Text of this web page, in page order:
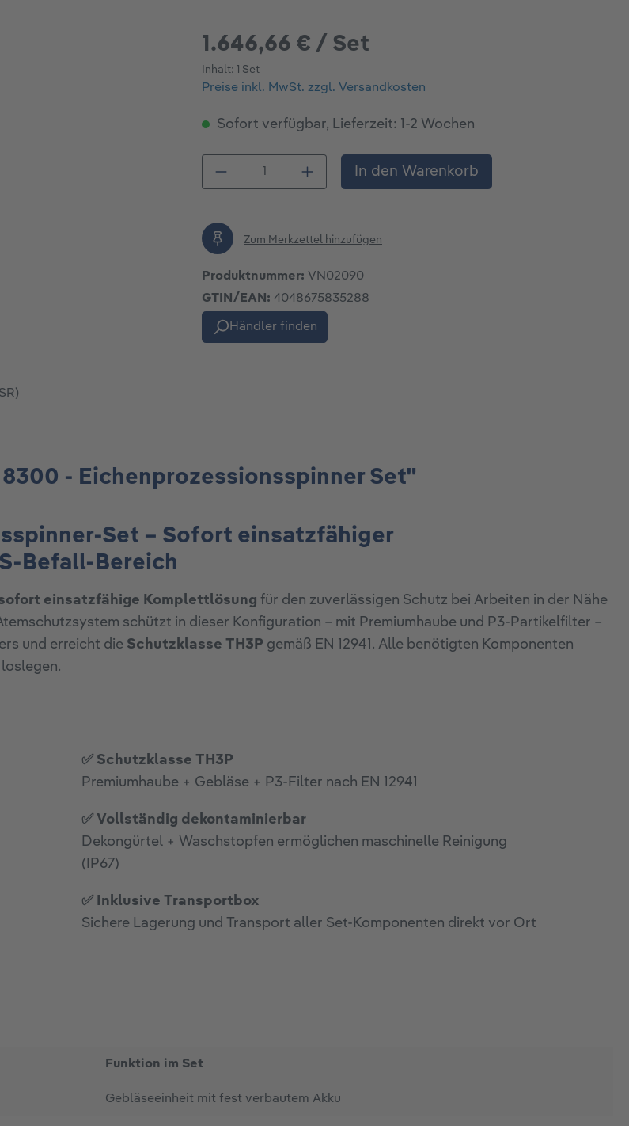
1.646,66 € / Set
Inhalt: 1 Set
Preise inkl. MwSt. zzgl. Versandkosten
Sofort verfügbar, Lieferzeit: 1-2 Wochen
Produkt Anzahl: Gib den gewünschten Wert
In den Warenkorb
Zum Merkzettel hinzufügen
Produktnummer: VN02090
GTIN/EAN: 4048675835288
Händler finden
- Eichenprozessionsspinner Set"
Set – Sofort einsatzfähiger
Befall-Bereich
einsatzfähige Komplettlösung für den zuverlässigen Schutz bei Arbeiten in der Nähe
schützt in dieser Konfiguration – mit Premiumhaube und P3-Partikelfilter –
und erreicht die Schutzklasse TH3P gemäß EN 12941. Alle benötigten Komponenten
✅ Schutzklasse TH3P
Premiumhaube + Gebläse + P3-Filter nach EN 12941
✅ Vollständig dekontaminierbar
Dekongürtel + Waschstopfen ermöglichen maschinelle Reinigung
(IP67)
✅ Inklusive Transportbox
Sichere Lagerung und Transport aller Set-Komponenten direkt vor Ort
Funktion im Set
Gebläseeinheit mit fest verbautem Akku